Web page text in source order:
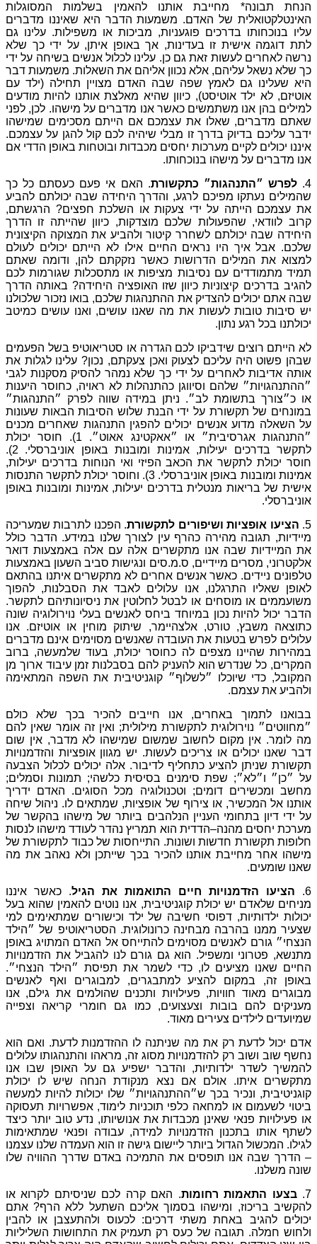
אותנו להאמין בשלמות
המסוגלות
.משמעות הדבר היא שאיננו מדברים
פוגעניות,מביכות או משפילות.עלינו גם
,אך באופן איתן,על ידי כך
שלא
גם כן.עלינו לכלול אנשים בשיחה על ידי
נכוון אליהם את השאלות. משמעות דבר
שבה האדם מצויין תחילה(ילד עם
),כיוון שהיא מאלצת אותנו להיות מודעים
כאשר אנו מדברים על מישהו.לכן,לפני
את עצמכם אם הייתם מסכימים שמישהו
זו מבלי שיהיה לכם קול להגן על עצמכם .
יחסים מכבדות ובוטחות באופן הדדי אם
.
כתקשורת .האם אי פעם כעסתם כל כך
לרגע,והדרך היחידה שבה יכולתם להביע
ידי צעקות או השלכת חפצים?הרגשתם,
שלכם מוצדקות,כיוון שהייתה זו הדרך
קיטור ולהביע את המצוקה הקיצונית
החיים אילו לא הייתם יכולים לעולם
כאשר נזקקתם להן,ודומה שאתם
מציפות או מתסכלות שגורמות לכם
כיוון שזו האופציה היחידה?באותה הדרך
את ההתנהגות שלכם,בואו נזכור שלכולנו
את מה שאנו עושים,ואנו עושים כמיטב
לכם הגדרה או סטריאוטיפ בשל הפעמים
לצעוק ואכן צעקתם,נכון?עלינו לגלות את
ידי כך שלא נמהר להסיק מסקנות לגבי
כהתנהלות לא ראויה,כחוסר היענות
. ניתן במידה שווה לפרק
״התנהגות״
ידי הבנת שלוש הסיבות הבאות שעונות
יכולים להפגין התנהגות שאחרים מכנים
או ״אאקטינג אאוט״. 1). חוסר יכולת
,אמינות ומובנות באופן אוניברסלי. 2).
הכאב הפיזי ואי הנוחות בדרכים יעילות,
. 3). וחוסר יכולת לתקשר התנסות
בדרכים יעילות, אמינות ומובנות באופן
לתקשורת.הפכנו לתרבות שמעריכה
כהרף עין לצורך שלנו במידע. הדבר כולל
מתקשרים אלה עם אלה באמצעות
דואר
,ס.מ.סים ונגישות סביב השעון באמצעות
אחרים לא מתקשרים איתנו בהתאם
אנו עלולים לאבד את הסבלנות,להפוך
או לבטל לחלוטין את ניסיונותיהם לתקשר.
ביחס לאנשים בעלי נוירולוגיה
שונה
אלצהיימר,שיתוק מוחין או אוטיזם .אנו
העובדה שאנשים מסוימים אינם מדברים
לה כחוסר יכולת ,בעוד שלמעשה, ברוב
להעניק להם בסבלנות זמן עיבוד ארוך מן
קוגניטיבית את השפה המתאימה
,אנו חייבים להכיר בכך שלא
כולם
מילולית;ואין זה אומר שאין להם
שמשום שמישהו לא מדבר,אין
שום
לעשות .יש מגוון אופציות והזדמנויות
לדיבור. אלה יכולים לכלול הצבעה
סימנים בסיסית כלשהי;תמונות וסמלים
;וטכנולוגיה מכל הסוגים .האדם ידריך
של אופציות,שמתאים לו .ניהול שיחה
הנלהבים ביותר של מישהו בהקשר של
הוא תמריץ נהדר לעודד מישהו לנסות
ושונות. התייחסות של כבוד לתקשורת של
להכיר בכך שייתכן ולא נאהב את מה
חיים התואמות את הגיל. כאשר איננו
קוגניטיבית,אנו נוטים להאמין שהוא
בעל
חשיבה של ילד וכישורים שמתאימים למי
כרונולוגית.הסטריאוטיפ של ״הילד
להתייחס אל האדם המתויג באופן
.הוא גם גורם לנו להגביל את הזדמנויות
,כדי לשמר את תפיסת ״הילד הנצחי״.
למתבגרים,למבוגרים ואף
לאנשים
פעילויות ותכנים שהולמים את גילם,אנו
, כמו גם חומרי קריאה
וצפייה
מאוד.
מה שניתנה לו ההזדמנות לדעת.ואם הוא
מסוג זה, מראהו והתנהגותו עלולים
,והדבר ישפיע גם על האופן שבו אנו
אם
נצא מנקודת הנחה שיש לו
יכולת
שלו יכולות להיות למעשה
כלפי תוכניות לימוד,אפשרויות
תעסוקה
מכבדות את אנושיותו,נדע טוב יותר
כיצד
למידה,עבודה ופנאי שמתאימות
ליישום גישה זו הוא העמדה שלנו עצמנו
את התמיכה באדם שדרך ההוויה שלו
.האם קרה לכם שניסיתם לקרוא או
בסמוך אליכם השתעל ללא הרף?אתם
דרכים:לכעוס ולהתעצבן או להבין
כעס רק תעמיק את התחושות
השליליות